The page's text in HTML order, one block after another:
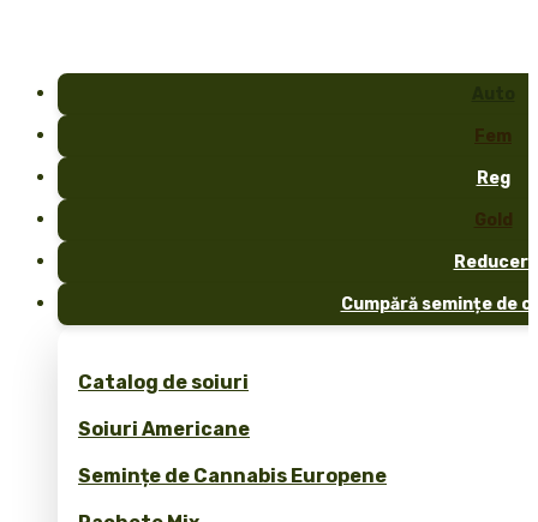
Fem
Reg
Gold
Reduceri
Cumpără semințe de
Catalog de soiuri
Soiuri Americane
Semințe de Cannabis Europene